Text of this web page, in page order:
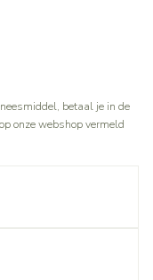
betaal je in de
onze webshop vermeld